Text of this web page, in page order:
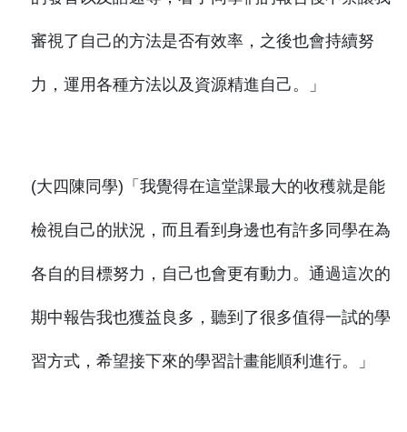
審視了自己的方法是否有效率，之後也會持續努
力，運用各種方法以及資源精進自己。」
(大四陳同學)「我覺得在這堂課最大的收穫就是能
檢視自己的狀況，而且看到身邊也有許多同學在為
各自的目標努力，自己也會更有動力。通過這次的
期中報告我也獲益良多，聽到了很多值得一試的學
習方式，希望接下來的學習計畫能順利進行。」